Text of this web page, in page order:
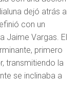
dejó atrás a
con un
Jaime Vargas. El
primero
transmitiendo la
se inclinaba a